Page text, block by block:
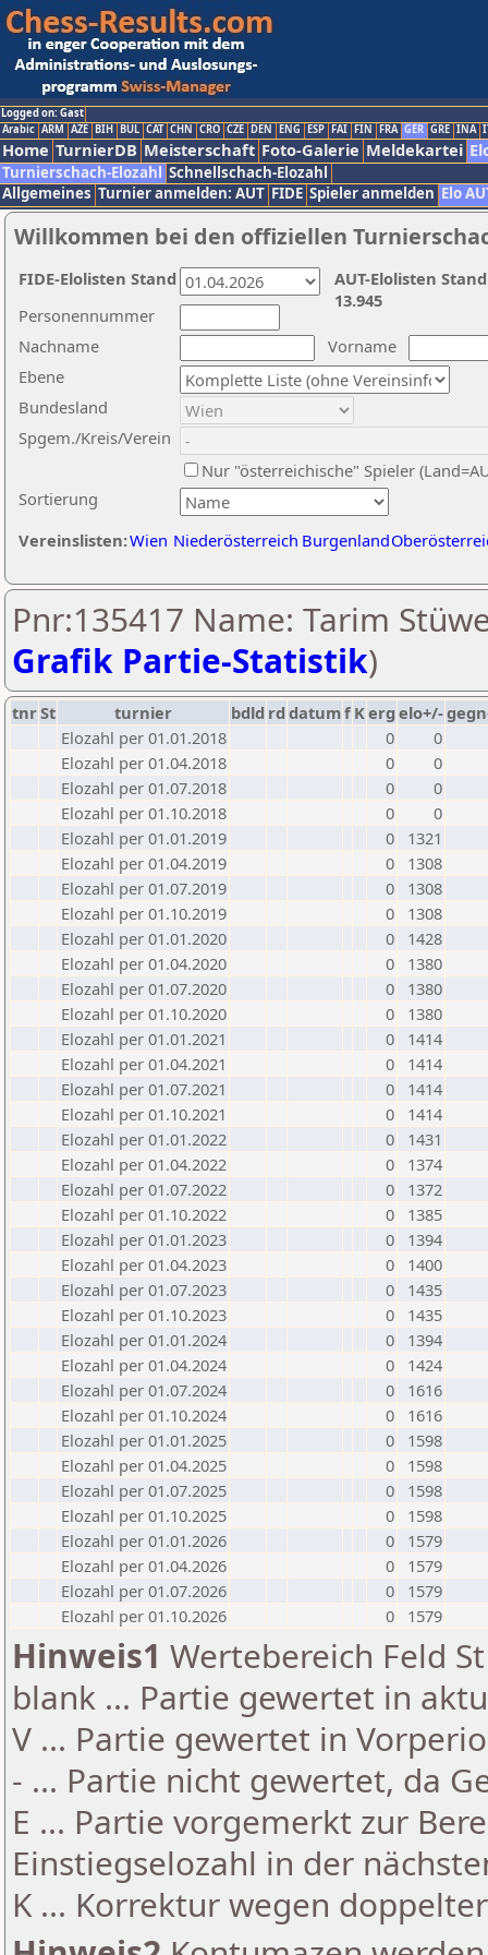
Logged on: Gast
Arabic ARM AZE BIH BUL CAT CHN CRO CZE DEN ENG ESP FAI FIN FRA GER GRE INA
Home TurnierDB Meisterschaft Foto-Galerie Meldekartei
Turnierschach-Elozahl Schnellschach-Elozahl
Allgemeines Turnier anmelden: AUT FIDE Spieler anmelden Elo
Willkommen bei den offiziellen
Nachname
Vorname
Ebene
Sortierung
Personennummer
Bundesland
Spgem./Kreis/Verein
Nur "österreichische" Spieler
Vereinslisten:Wien Niederösterreich Burgenland
AUT-Elolisten
13.945
FIDE-Elolisten Stand
Pnr:135417 Name: Tarim
Grafik Partie-Statistik)
tnrSt turnier bdld rd datumf Kerg elo+/-
Elozahl per 01.01.2018
0
0
Elozahl per 01.04.2018
0
0
Elozahl per 01.07.2018
0
0
Elozahl per 01.10.2018
0
0
Elozahl per 01.01.2019
0
1321
Elozahl per 01.04.2019
0
1308
Elozahl per 01.07.2019
0
1308
Elozahl per 01.10.2019
0
1308
Elozahl per 01.01.2020
0
1428
Elozahl per 01.04.2020
0
1380
Elozahl per 01.07.2020
0
1380
Elozahl per 01.10.2020
0
1380
Elozahl per 01.01.2021
0
1414
Elozahl per 01.04.2021
0
1414
Elozahl per 01.07.2021
0
1414
Elozahl per 01.10.2021
0
1414
Elozahl per 01.01.2022
0
1431
Elozahl per 01.04.2022
0
1374
Elozahl per 01.07.2022
0
1372
Elozahl per 01.10.2022
0
1385
Elozahl per 01.01.2023
0
1394
Elozahl per 01.04.2023
0
1400
Elozahl per 01.07.2023
0
1435
Elozahl per 01.10.2023
0
1435
Elozahl per 01.01.2024
0
1394
Elozahl per 01.04.2024
0
1424
Elozahl per 01.07.2024
0
1616
Elozahl per 01.10.2024
0
1616
Elozahl per 01.01.2025
0
1598
Elozahl per 01.04.2025
0
1598
Elozahl per 01.07.2025
0
1598
Elozahl per 01.10.2025
0
1598
Elozahl per 01.01.2026
0
1579
Elozahl per 01.04.2026
0
1579
Elozahl per 01.07.2026
0
1579
Elozahl per 01.10.2026
0 1579
Hinweis1 Wertebereich Feld
blank ... Partie gewertet in
V ... Partie gewertet in
- ... Partie nicht gewertet, da
E ... Partie vorgemerkt zur
Einstiegselozahl in der
K ... Korrektur wegen